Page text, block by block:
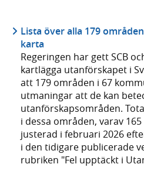
Lista över alla 179
karta
Regeringen har gett SCB
kartlägga utanförskapet i
att 179 områden i 67
utmaningar att de kan
utanförskapsområden.
i dessa områden, varav
justerad i februari 2026
i den tidigare publicerade
rubriken "Fel upptäckt i